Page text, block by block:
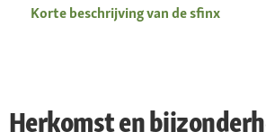
Korte beschrijving van de sfinx
Herkomst en